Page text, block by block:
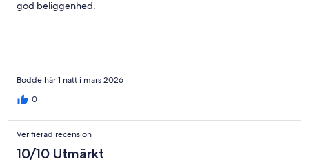
god beliggenhed.
Bodde här 1 natt i mars 2026
0
Verifierad recension
10/10 Utmärkt